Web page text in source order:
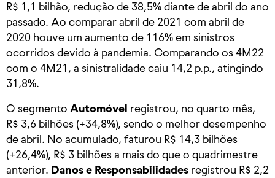
R$ 1,1 bilhão, redução de 38,5% diante de abril do ano
passado. Ao comparar abril de 2021 com abril de
2020 houve um aumento de 116% em sinistros
ocorridos devido à pandemia. Comparando os 4M22
com o 4M21, a sinistralidade caiu 14,2 p.p., atingindo
31,8%.
O segmento Automóvel registrou, no quarto mês,
R$ 3,6 bilhões (+34,8%), sendo o melhor desempenho
de abril. No acumulado, faturou R$ 14,3 bilhões
(+26,4%), R$ 3 bilhões a mais do que o quadrimestre
anterior. Danos e Responsabilidades registrou R$ 2,2